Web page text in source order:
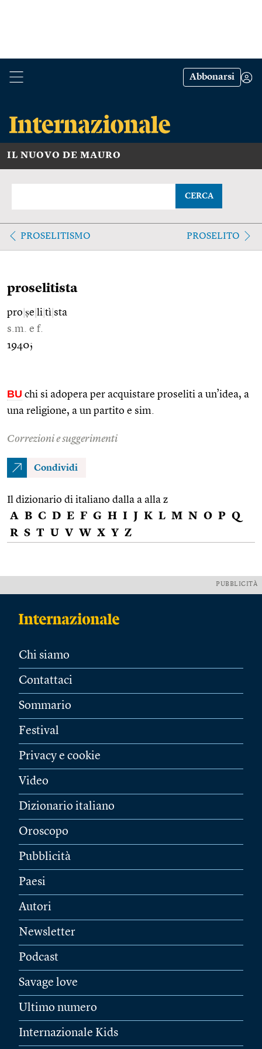
Abbonarsi
IL NUOVO DE MAURO
CERCA
PROSELITISMO PROSELITO
proselitista
pro ṣe li tì sta
s.m. e f.
1940;
BU chi si adopera per acquistare proseliti a un’idea, a
una religione, a un partito e sim.
Correzioni e suggerimenti
Condividi
Il dizionario di italiano dalla a alla z
A B C D E F G H I J K L M N O P Q
R S T U V W X Y Z
PUBBLICITÀ
Chi siamo
Contattaci
Sommario
Festival
Privacy e cookie
Video
Dizionario italiano
Oroscopo
Pubblicità
Paesi
Autori
Newsletter
Podcast
Savage love
Ultimo numero
Internazionale Kids